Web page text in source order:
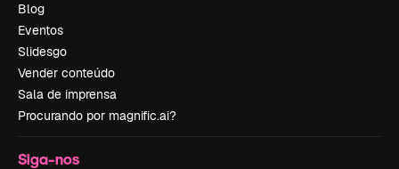
Blog
Eventos
Slidesgo
Vender conteúdo
Sala de imprensa
Procurando por magnific.ai?
Siga-nos